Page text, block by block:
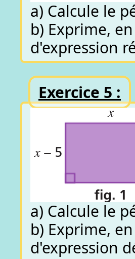
a) Calcule le
b) Exprime,
d'expression
Exercice 5 :
a) Calcule le
b) Exprime,
d'expression